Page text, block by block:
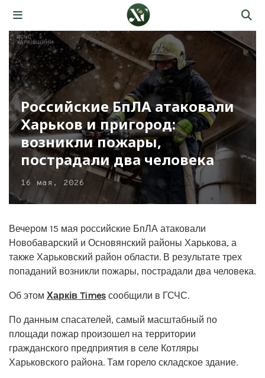
Российские БпЛА атаковали
Харьков и пригород:
возникли пожары,
пострадали два человека
16 мая, 2026
Вечером 15 мая российские БпЛА атаковали
Новобаварский и Основянский районы Харькова, а
также Харьковский район области. В результате трех
попаданий возникли пожары, пострадали два человека.
Об этом Харків Times сообщили в ГСЧС.
По данным спасателей, самый масштабный по
площади пожар произошел на территории
гражданского предприятия в селе Котляры
Харьковского района. Там горело складское здание.